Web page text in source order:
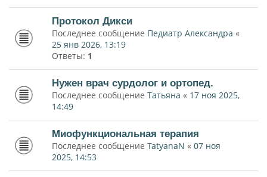
Протокол Дикси
Последнее сообщение Педиатр Александра «
25 янв 2026, 13:19
Ответы: 1
Нужен врач сурдолог и ортопед.
Последнее сообщение Татьяна « 17 ноя 2025,
14:49
Миофункциональная терапия
Последнее сообщение TatyanaN « 07 ноя
2025, 14:53